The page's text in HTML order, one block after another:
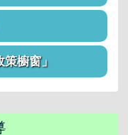
櫥窗」